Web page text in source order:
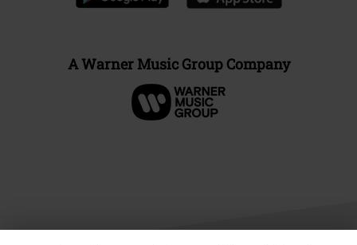
A Warner Music Group Company